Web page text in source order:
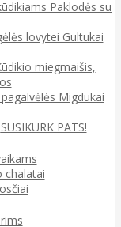
Paklodės su
lovytei Gultukai
miegmaišis,
Migdukai
SUSIKURK PATS!
chalatai